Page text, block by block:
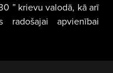
” krievu valodā, kā arī
radošajai apvienībai